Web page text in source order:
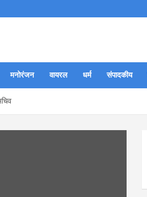
मनोरंजन वायरल धर्म संपादकीय